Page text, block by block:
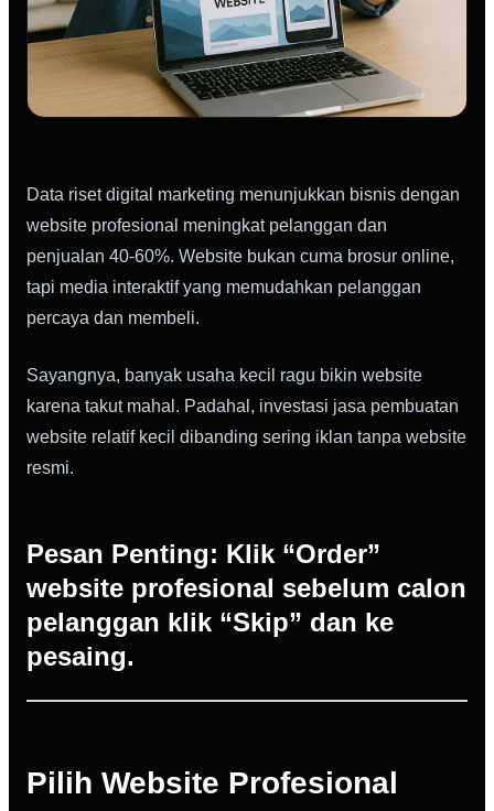
Data riset digital marketing menunjukkan bisnis dengan
website profesional meningkat pelanggan dan
penjualan 40-60%. Website bukan cuma brosur online,
tapi media interaktif yang memudahkan pelanggan
percaya dan membeli.
Sayangnya, banyak usaha kecil ragu bikin website
karena takut mahal. Padahal, investasi jasa pembuatan
website relatif kecil dibanding sering iklan tanpa website
resmi.
Pesan Penting: Klik “Order”
website profesional sebelum calon
pelanggan klik “Skip” dan ke
pesaing.
Pilih Website Profesional